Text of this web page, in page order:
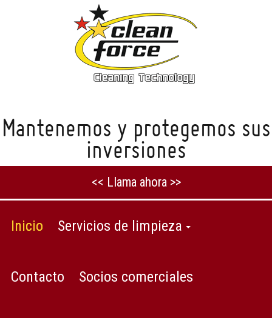
Mantenemos y protegemos sus
inversiones
<< Llama ahora >>
Inicio Servicios de limpieza
Contacto Socios comerciales